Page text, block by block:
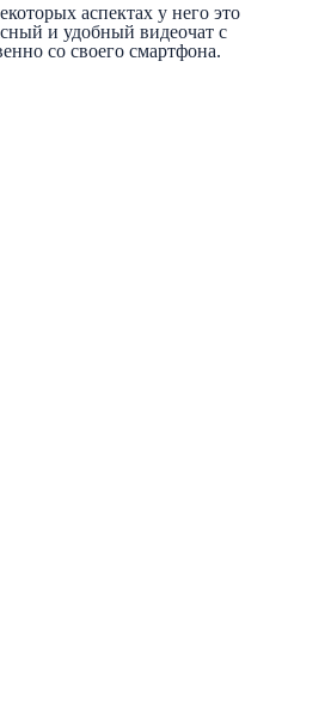
аспектах у него это
и удобный видеочат с
со своего смартфона.